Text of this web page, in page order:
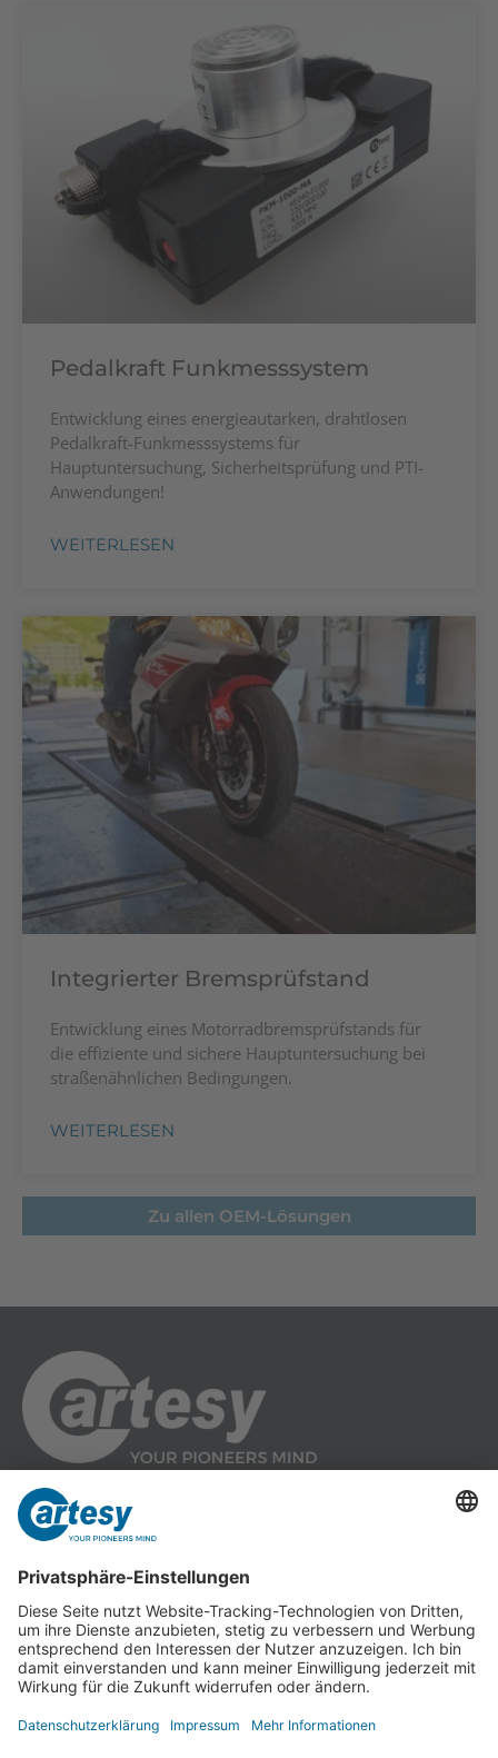
Pedalkraft Funkmesssystem
Entwicklung eines energieautarken, drahtlosen
Pedalkraft-Funkmesssystems für
Hauptuntersuchung, Sicherheitsprüfung und PTI-
Anwendungen!
WEITERLESEN
Integrierter Bremsprüfstand
Entwicklung eines Motorradbremsprüfstands für
die effiziente und sichere Hauptuntersuchung bei
straßenähnlichen Bedingungen.
WEITERLESEN
Zu allen OEM-Lösungen
Cartesy GmbH
Am Industriepark 11
84453 Mühldorf a. Inn
Tel.: +49 (0) 86 31 18 69 - 0
Fax: +49 (0) 86 31 18 69 - 11
info@cartesy.de